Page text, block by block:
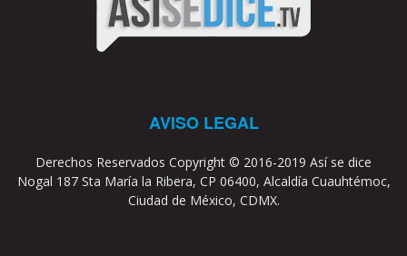
AVISO LEGAL
Derechos Reservados Copyright © 2016-2019 Así se dice
Nogal 187 Sta María la Ribera, CP 06400, Alcaldía Cuauhtémoc,
Ciudad de México, CDMX.